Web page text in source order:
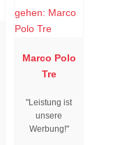
Marco Polo
Tre
"Leistung ist
unsere
Werbung!"